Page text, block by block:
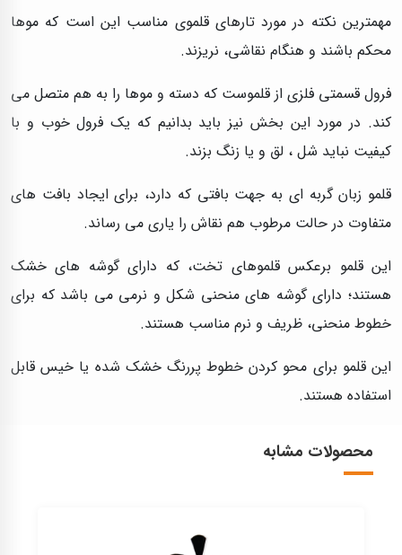
مهمترین نکته در مورد تارهای قلموی مناسب این است که موها
محکم باشند و هنگام نقاشی، نریزند.
فرول قسمتی فلزی از قلموست که دسته و موها را به هم متصل می
کند. در مورد این بخش نیز باید بدانیم که یک فرول خوب و با
کیفیت نباید شل ، لق و یا زنگ بزند.
قلمو زبان گربه ای به جهت بافتی که دارد، برای ایجاد بافت های
متفاوت در حالت مرطوب هم نقاش را یاری می رساند.
این قلمو برعکس قلموهای تخت، که دارای گوشه های خشک
هستند؛ دارای گوشه های منحنی شکل و نرمی می باشد که برای
خطوط منحنی، ظریف و نرم مناسب هستند.
این قلمو برای محو کردن خطوط پررنگ خشک شده یا خیس قابل
استفاده هستند.
محصولات مشابه